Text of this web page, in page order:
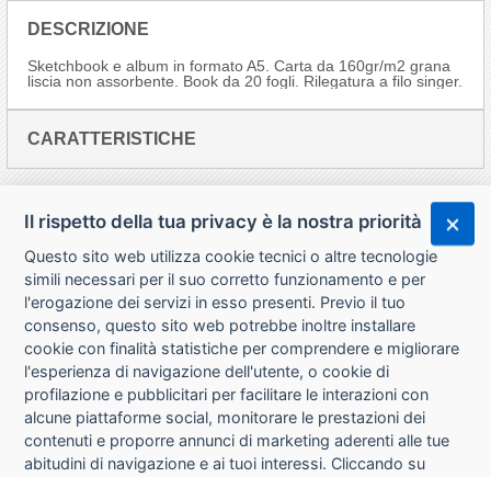
DESCRIZIONE
Sketchbook e album in formato A5. Carta da 160gr/m2 grana
liscia non assorbente. Book da 20 fogli. Rilegatura a filo singer.
CARATTERISTICHE
CHI SIAMO
CONTATTI
Il rispetto della tua privacy è la nostra priorità
Questo sito web utilizza cookie tecnici o altre tecnologie
simili necessari per il suo corretto funzionamento e per
l'erogazione dei servizi in esso presenti. Previo il tuo
consenso, questo sito web potrebbe inoltre installare
cookie con finalità statistiche per comprendere e migliorare
l'esperienza di navigazione dell'utente, o cookie di
profilazione e pubblicitari per facilitare le interazioni con
alcune piattaforme social, monitorare le prestazioni dei
contenuti e proporre annunci di marketing aderenti alle tue
abitudini di navigazione e ai tuoi interessi. Cliccando su